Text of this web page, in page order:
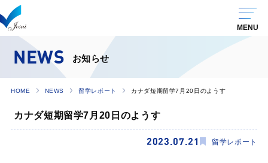
NEWS お知らせ
HOME NEWS 留学レポート カナダ短期留学7月20日のようす
カナダ短期留学7月20日のようす
2023.07.21 留学レポート